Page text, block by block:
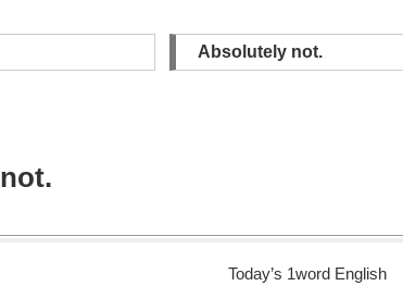
Absolutely not.
Today’s 1word English